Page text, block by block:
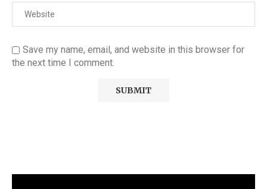
Save my name, email, and website in this browser for
the next time I comment.